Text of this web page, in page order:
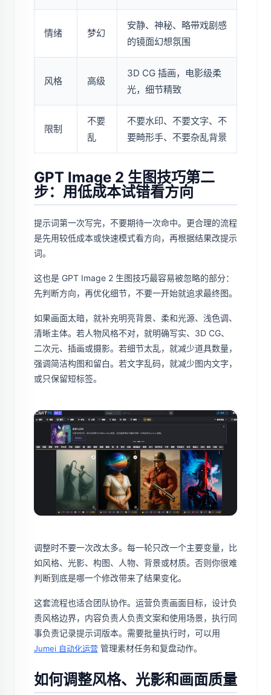
情绪 梦幻
安静、神秘、略带戏剧感
的镜面幻想氛围
风格 高级
3D CG 插画，电影级柔
光，细节精致
限制
不要
乱
不要水印、不要文字、不
要畸形手、不要杂乱背景
GPT Image 2 生图技巧第二
步：用低成本试错看方向
提示词第一次写完，不要期待一次命中。更合理的流程
是先用较低成本或快速模式看方向，再根据结果改提示
词。
这也是 GPT Image 2 生图技巧最容易被忽略的部分：
先判断方向，再优化细节，不要一开始就追求最终图。
如果画面太暗，就补充明亮背景、柔和光源、浅色调、
清晰主体。若人物风格不对，就明确写实、3D CG、
二次元、插画或摄影。若细节太乱，就减少道具数量，
强调简洁构图和留白。若文字乱码，就减少图内文字，
或只保留短标签。
调整时不要一次改太多。每一轮只改一个主要变量，比
如风格、光影、构图、人物、背景或材质。否则你很难
判断到底是哪一个修改带来了结果变化。
这套流程也适合团队协作。运营负责画面目标，设计负
责风格边界，内容负责人负责文案和使用场景，执行同
事负责记录提示词版本。需要批量执行时，可以用
Jumei 自动化运营 管理素材任务和复盘动作。
如何调整风格、光影和画面质量